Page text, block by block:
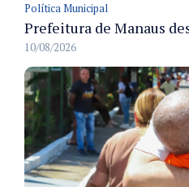
Política Municipal
10/08/2026